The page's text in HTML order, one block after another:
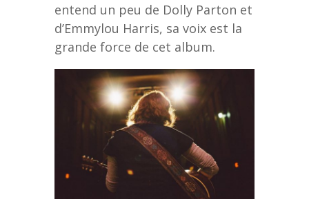
entend un peu de Dolly Parton et
d’Emmylou Harris, sa voix est la
grande force de cet album.